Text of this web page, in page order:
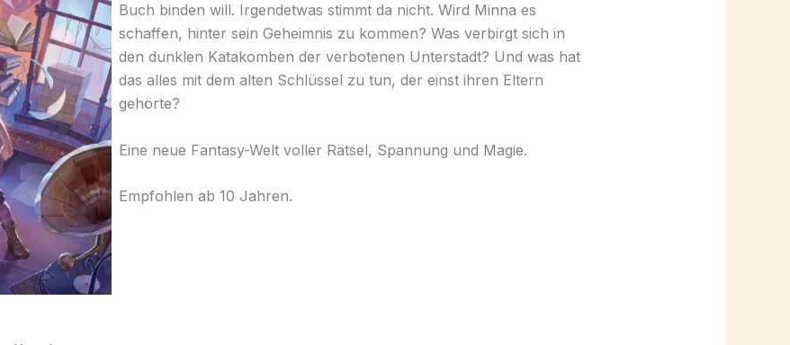
Buch binden will. Irgendetwas stimmt da nicht. Wird Minna es
schaffen, hinter sein Geheimnis zu kommen? Was verbirgt sich in
den dunklen Katakomben der verbotenen Unterstadt? Und was hat
das alles mit dem alten Schlüssel zu tun, der einst ihren Eltern
gehörte?
Eine neue Fantasy-Welt voller Rätsel, Spannung und Magie.
Empfohlen ab 10 Jahren.